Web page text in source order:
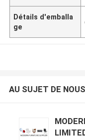
Détails d'emballa
ge
AU SUJET DE NOUS